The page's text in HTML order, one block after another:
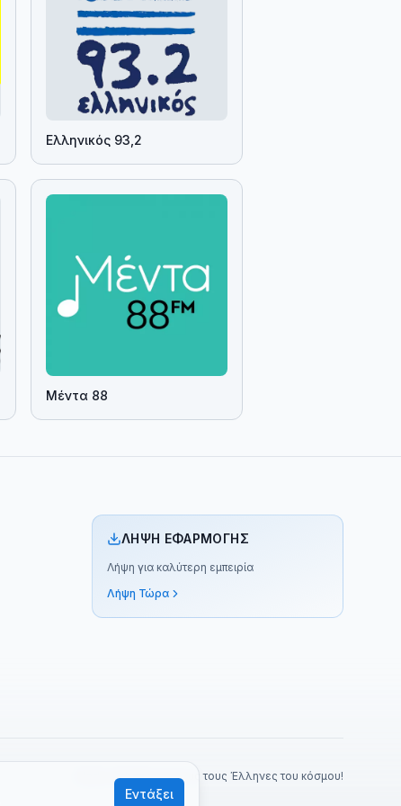
Εντάξει
Ελληνικός 93,2
Μέντα 88
ΛΉΨΗ ΕΦΑΡΜΟΓΉΣ
Λήψη για καλύτερη εμπειρία
Λήψη Τώρα
Made with ❤️ για όλους τους Έλληνες του κόσμου!